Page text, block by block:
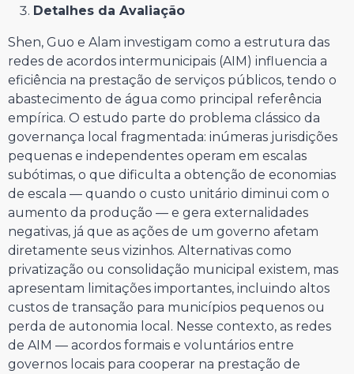
Detalhes da Avaliação
Shen, Guo e Alam investigam como a estrutura das
redes de acordos intermunicipais (AIM) influencia a
eficiência na prestação de serviços públicos, tendo o
abastecimento de água como principal referência
empírica. O estudo parte do problema clássico da
governança local fragmentada: inúmeras jurisdições
pequenas e independentes operam em escalas
subótimas, o que dificulta a obtenção de economias
de escala — quando o custo unitário diminui com o
aumento da produção — e gera externalidades
negativas, já que as ações de um governo afetam
diretamente seus vizinhos. Alternativas como
privatização ou consolidação municipal existem, mas
apresentam limitações importantes, incluindo altos
custos de transação para municípios pequenos ou
perda de autonomia local. Nesse contexto, as redes
de AIM — acordos formais e voluntários entre
governos locais para cooperar na prestação de